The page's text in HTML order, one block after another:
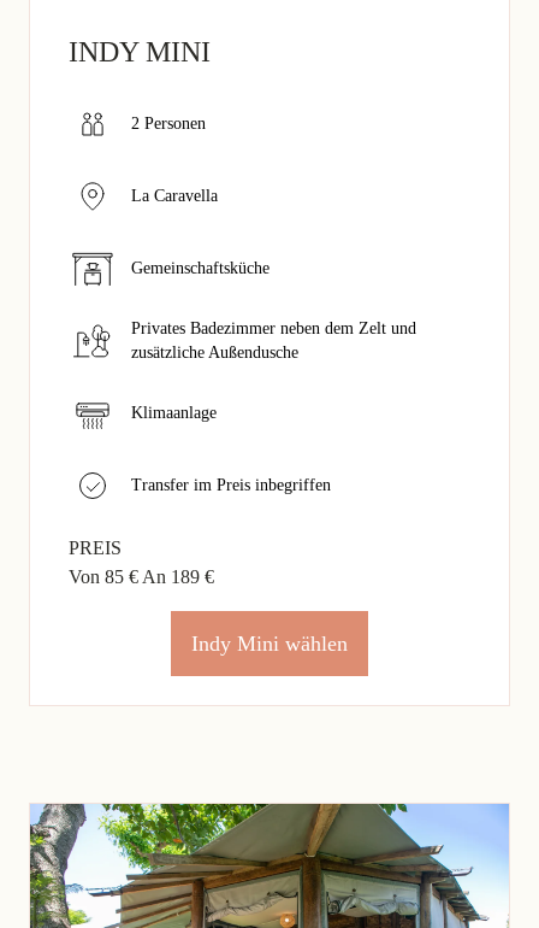
INDY MINI
2 Personen
La Caravella
Gemeinschaftsküche
Privates Badezimmer neben dem Zelt und
zusätzliche Außendusche
Klimaanlage
Transfer im Preis inbegriffen
PREIS
Von 85 € An 189 €
Indy Mini wählen